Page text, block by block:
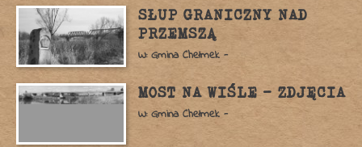
SŁUP GRANICZNY NAD
PRZEMSZĄ
W: Gmina Chełmek -
MOST NA WIŚLE – ZDJĘCIA
W: Gmina Chełmek -